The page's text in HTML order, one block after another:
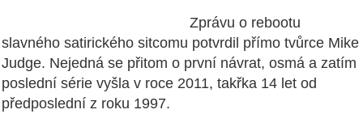
Zprávu o rebootu
slavného satirického sitcomu potvrdil přímo tvůrce Mike
Judge. Nejedná se přitom o první návrat, osmá a zatím
poslední série vyšla v roce 2011, takřka 14 let od
předposlední z roku 1997.